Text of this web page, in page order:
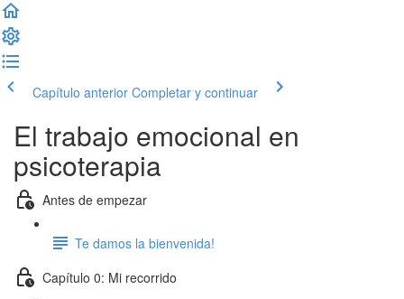
Capítulo anterior Completar y continuar
El trabajo emocional en
psicoterapia
Antes de empezar
Te damos la bienvenida!
Capítulo 0: Mi recorrido